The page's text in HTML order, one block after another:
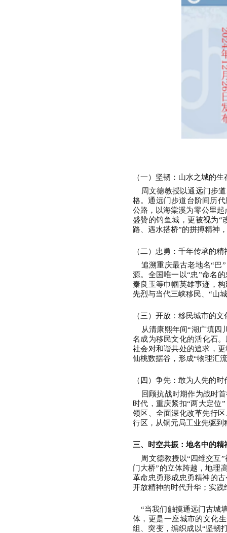
（一）坚韧：山水之城的生
周文德教授以通远门步道
格。通远门步道台阶间历
公路，以海棠溪为零公里
盛赞的钓鱼城，更被视为“
路、遇水搭桥”的拼搏精神
（二）忠勇：千年传承的精
追溯重庆最古老地名“巴
源。全国唯一以“忠”命名
秦良玉等巾帼英雄事迹，
先烈与当代三峡移民、“山
（三）开放：移民城市的文
从清康熙年间“湖广填四
名成为移民文化的活化石
社会对和谐共处的追求，
仙桃数据谷，形成“物理汇
（四）争先：敢为人先的时
回顾抗战时期作为战时首
时代，重庆紧扣“两大定
领区、全面深化改革先行
行区，从铜元局工业先驱到
三、时空共振：地名中的精
周文德教授以“四维交互
门大桥”的立体跨越，地理
革命忠勇形成忠勇精神的
开放精神的时代升华；实
“当我们触摸通远门古城
体，更是一座城市的文化
组、突变，编织成以“坚韧